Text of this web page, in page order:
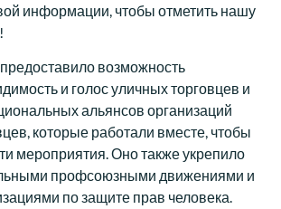
информации, чтобы отметить нашу
возможность
и голос уличных торговцев и
альянсов организаций
которые работали вместе, чтобы
мероприятия. Оно также укрепило
профсоюзными движениями и
по защите прав человека.